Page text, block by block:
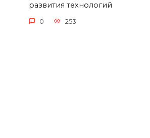
развития технологий
0 253